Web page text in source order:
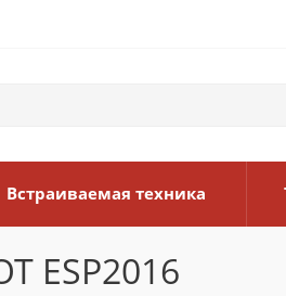
Встраиваемая техника
ESP2016